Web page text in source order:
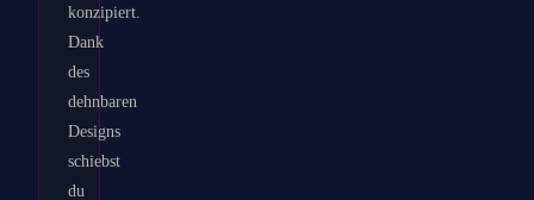
konzipiert.
Dank
des
dehnbaren
Designs
schiebst
du